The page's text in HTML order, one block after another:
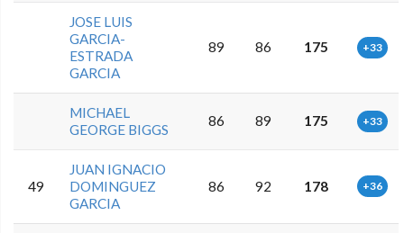
JOSE LUIS
GARCIA-
ESTRADA
GARCIA
89 86 175 +33
MICHAEL
GEORGE BIGGS
86 89 175 +33
49
JUAN IGNACIO
DOMINGUEZ
GARCIA
86 92 178 +36